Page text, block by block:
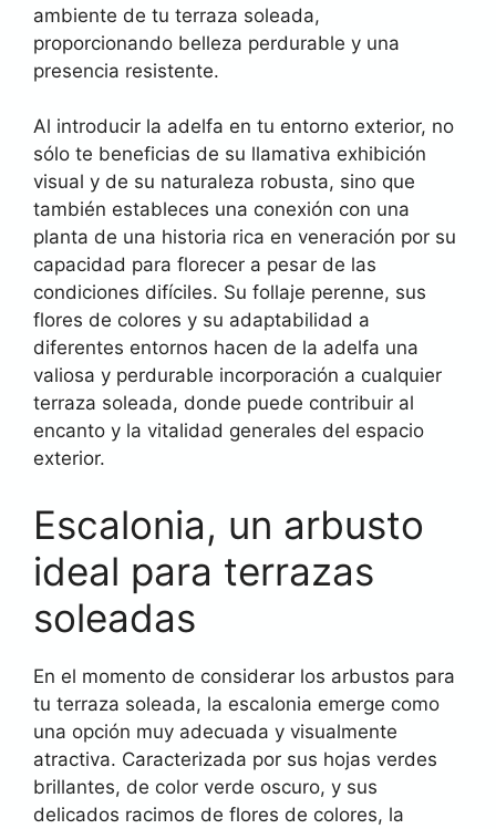
ambiente de tu terraza soleada,
proporcionando belleza perdurable y una
presencia resistente.
Al introducir la adelfa en tu entorno exterior, no
sólo te beneficias de su llamativa exhibición
visual y de su naturaleza robusta, sino que
también estableces una conexión con una
planta de una historia rica en veneración por su
capacidad para florecer a pesar de las
condiciones difíciles. Su follaje perenne, sus
flores de colores y su adaptabilidad a
diferentes entornos hacen de la adelfa una
valiosa y perdurable incorporación a cualquier
terraza soleada, donde puede contribuir al
encanto y la vitalidad generales del espacio
exterior.
Escalonia, un arbusto
ideal para terrazas
soleadas
En el momento de considerar los arbustos para
tu terraza soleada, la escalonia emerge como
una opción muy adecuada y visualmente
atractiva. Caracterizada por sus hojas verdes
brillantes, de color verde oscuro, y sus
delicados racimos de flores de colores, la